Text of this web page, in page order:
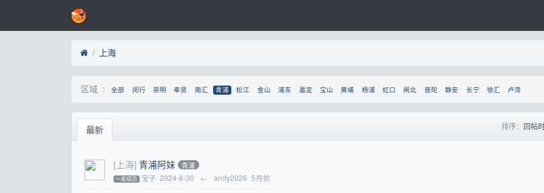
上海
区域 : 全部 闵行 崇明 奉贤 南汇 青浦 松江 金山 浦东 嘉定 宝山 黄埔 杨浦 虹口 闸北 普陀 静安 长宁 徐汇 卢湾
最新 排序： 回帖
[上海] 青浦阿妹 青浦
一星成员 宝子 2024-8-30 ← andy2026 5月前